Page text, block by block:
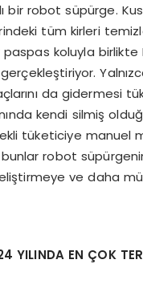
bir robot süpürge.
tüm kirleri
paspas koluyla
da gidermesi
kendi silmiş
tüketiciye manuel
robot
ve daha
YILINDA EN ÇOK